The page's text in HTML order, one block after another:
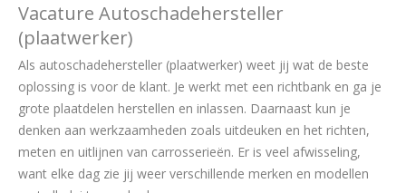
Vacature Autoschadehersteller
(plaatwerker)
Als autoschadehersteller (plaatwerker) weet jij wat de beste
oplossing is voor de klant. Je werkt met een richtbank en ga je
grote plaatdelen herstellen en inlassen. Daarnaast kun je
denken aan werkzaamheden zoals uitdeuken en het richten,
meten en uitlijnen van carrosserieën. Er is veel afwisseling,
want elke dag zie jij weer verschillende merken en modellen